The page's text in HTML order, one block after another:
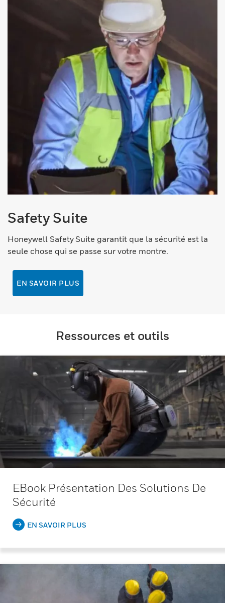
Safety Suite
Honeywell Safety Suite garantit que la sécurité est la
seule chose qui se passe sur votre montre.
EN SAVOIR PLUS
Ressources et outils
EBook Présentation Des Solutions De
Sécurité
EN SAVOIR PLUS